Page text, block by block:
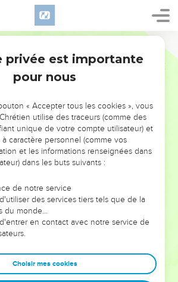
PAS L’ÉVÉNEMENT
DE L’ANNÉE !
POUVAIENT VOUS ÉVITER LES
VOTRES ?
Mais on voit moins les doutes, les erreurs
qu'ils ont traversés, alors même que ce
elles qui les ont façonnés.
leaders, entrepreneurs, et responsables
plus de sagesse afin que leurs erreurs
Que vous guidiez un ministère, une
privée est importante
pour nous
« Accepter tous les cookies », vous
utilise des traceurs (comme des
unique de votre compte utilisateur) et
caractère personnel (comme vos
et les informations renseignées dans
dans les buts suivants :
de notre service
des services tiers tels que de la
du monde…
en contact avec notre service de
Choisir mes cookies